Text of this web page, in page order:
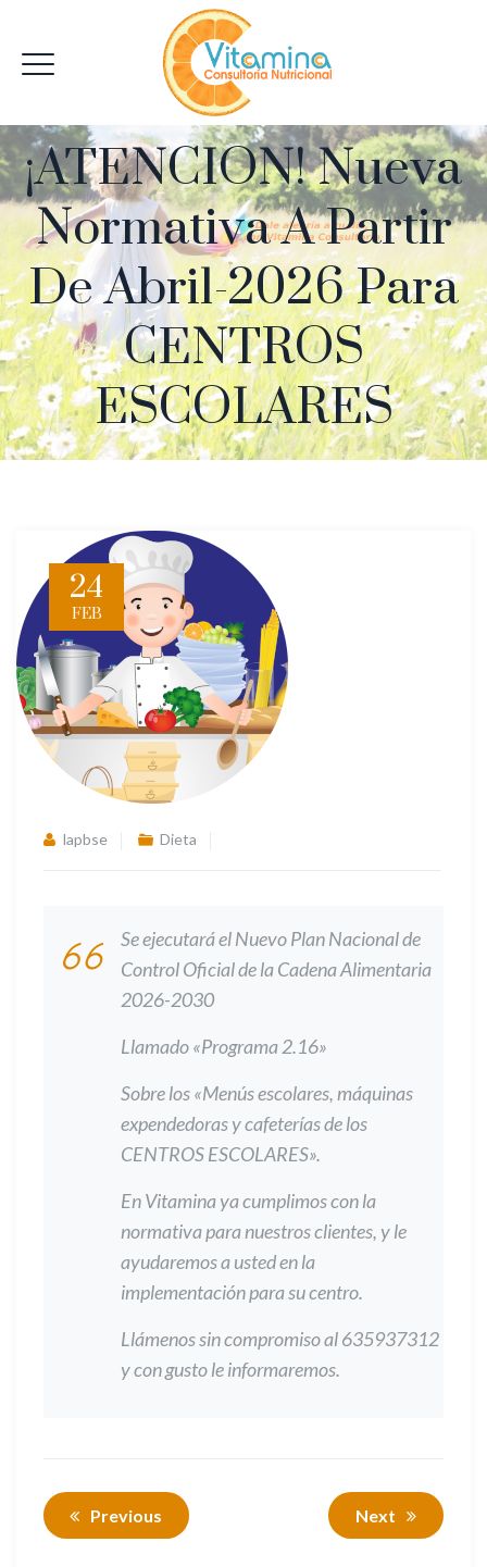
¡ATENCION! Nueva
Normativa A Partir
De Abril-2026 Para
CENTROS
ESCOLARES
24
FEB
lapbse Dieta
Se ejecutará el Nuevo Plan Nacional de
Control Oficial de la Cadena Alimentaria
2026-2030
Llamado «Programa 2.16»
Sobre los «Menús escolares, máquinas
expendedoras y cafeteríasde los
CENTROS ESCOLARES».
En Vitamina ya cumplimos con la
normativa para nuestros clientes, y le
ayudaremos a usted en la
implementación para su centro.
Llámenos sin compromiso al 635937312
y con gusto le informaremos.
Previous Next